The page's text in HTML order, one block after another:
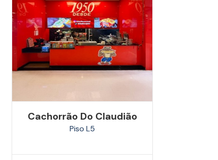
Cachorrão Do Claudião
Piso L5